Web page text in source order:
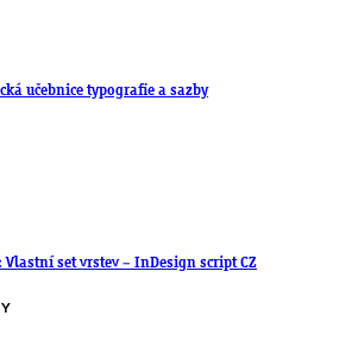
učebnice typografie a sazby
set vrstev – InDesign script CZ